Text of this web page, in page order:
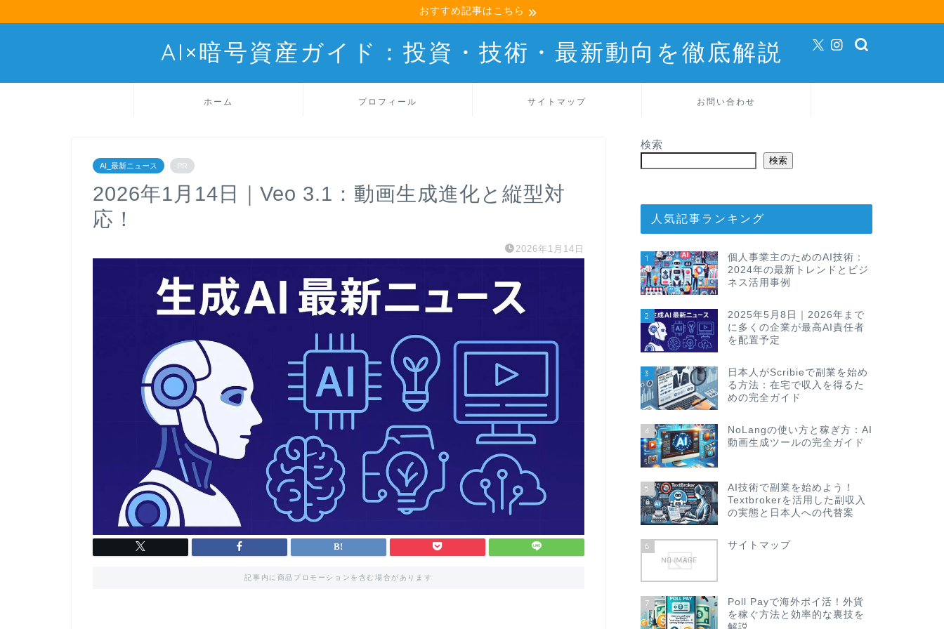
おすすめ記事はこちら
AI×暗号資産ガイド：投資・技術・最新動向を徹底解説
ホーム プロフィール サイトマップ お問い合わせ
AI_最新ニュース PR
2026年1月14日｜Veo 3.1：動画生成進化と縦型対
応！
2026年1月14日
記事内に商品プロモーションを含む場合があります
検索
検索
人気記事ランキング
1
個人事業主のためのAI技術：
2024年の最新トレンドとビジ
ネス活用事例
2
2025年5月8日｜2026年まで
に多くの企業が最高AI責任者
を配置予定
3
日本人がScribieで副業を始め
る方法：在宅で収入を得るた
めの完全ガイド
4
NoLangの使い方と稼ぎ方：AI
動画生成ツールの完全ガイド
5
AI技術で副業を始めよう！
Textbrokerを活用した副収入
の実態と日本人への代替案
6 サイトマップ
7
Poll Payで海外ポイ活！外貨
を稼ぐ方法と効率的な裏技を